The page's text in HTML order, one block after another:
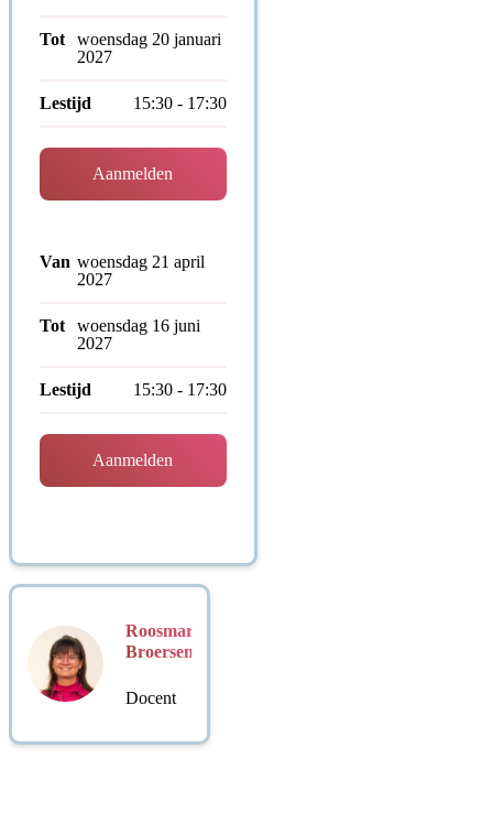
Tot
woensdag 20 januari
2027
Lestijd 15:30 - 17:30
Aanmelden
Van woensdag 21 april
2027
Tot
woensdag 16 juni
2027
Lestijd 15:30 - 17:30
Aanmelden
Roosmarijn
Broersen
Docent